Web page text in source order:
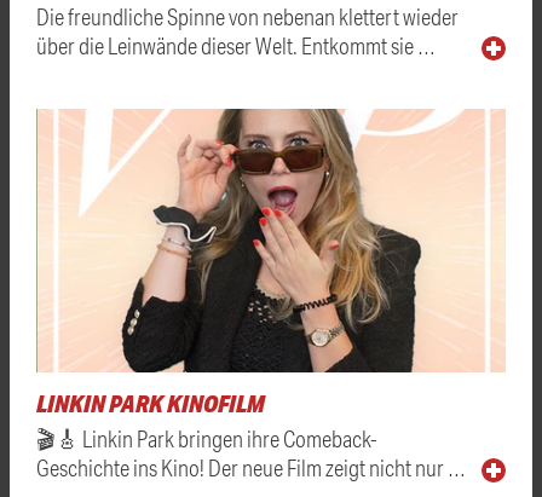
Die freundliche Spinne von nebenan klettert wieder
über die Leinwände dieser Welt. Entkommt sie …
LINKIN PARK KINOFILM
🎬🎸 Linkin Park bringen ihre Comeback-
Geschichte ins Kino! Der neue Film zeigt nicht nur …